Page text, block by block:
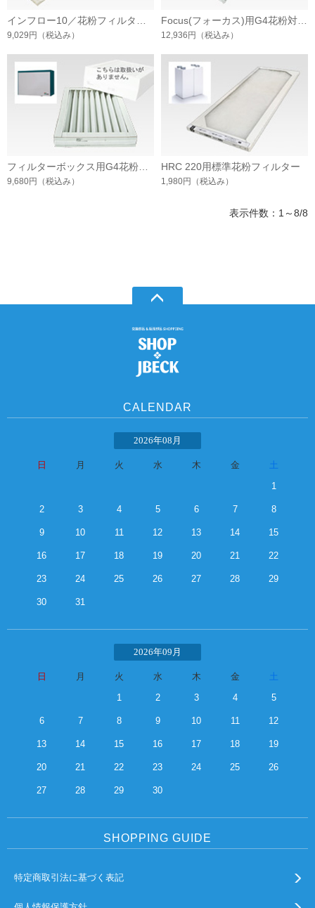
9,029円 （税込み） 12,936円 （税込み）
フィルターボックス用G4花粉対応フィルター
9,680円 （税込み）
HRC 220用標準花粉フィルター
1,980円 （税込み）
表示件数：1～8/8
CALENDAR
2026年08月
日 月 火 水 木 金
1
2 3 4 5 6 7 8
9 10 11 12 13 14 15
16 17 18 19 20 21 22
23 24 25 26 27 28 29
30 31
2026年09月
日 月 火 水 木 金
1
2 3 4 5
6 7 8 9 10 11 12
13 14 15 16 17 18 19
20 21 22 23 24 25 26
27 28 29 30
SHOPPING GUIDE
特定商取引法に基づく表記